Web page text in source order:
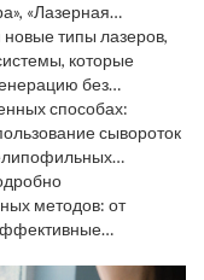
резко
– выстроить
базой.
«Лазерная
акне». Эти три
правильного
типы лазеров,
которые
без
Одновременно
пилинг +
атаковать
избыточный кожный
способах:
сывороток
Если вы уже
улучшений, самое
какие
методов: от